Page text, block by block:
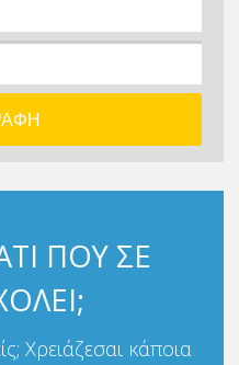
ΠΟΥ ΣΕ
Χρειάζεσαι κάποια